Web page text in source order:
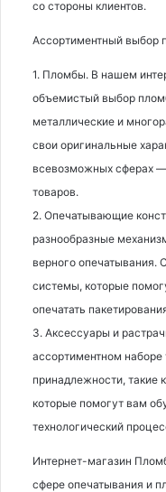
со стороны клиентов.
Ассортиментный выбор
1. Пломбы. В нашем
объемистый выбор
металлические и
свои оригинальные
всевозможных сферах —
товаров.
2. Опечатывающие
разнообразные
верного
системы, которые
опечатать
3. Аксессуары и
ассортиментном
принадлежности, такие
которые помогут вам
технологический
Интернет-магазин
сфере опечатывания и